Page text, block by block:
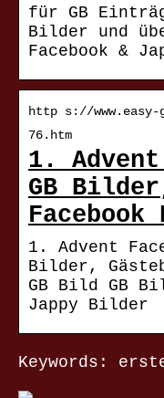
für GB
Bilder und
Facebook &
http s://
76.htm
1. Advent
GB
1. Advent
Bilder,
GB Bild GB
Jappy Bilder
Keywords: